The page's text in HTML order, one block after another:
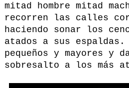
mitad hombre mitad
recorren las calles
haciendo sonar los
atados a sus espaldas.
pequeños y mayores y
sobresalto a los más